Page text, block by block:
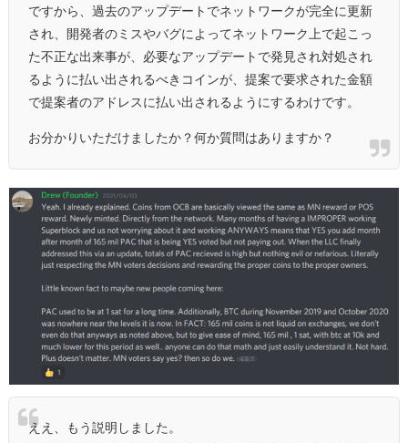
ですから、過去のアップデートでネットワークが完全に更新
され、開発者のミスやバグによってネットワーク上で起こっ
た不正な出来事が、必要なアップデートで発見され対処され
るように払い出されるべきコインが、提案で要求された金額
で提案者のアドレスに払い出されるようにするわけです。
お分かりいただけましたか？何か質問はありますか？
ええ、もう説明しました。